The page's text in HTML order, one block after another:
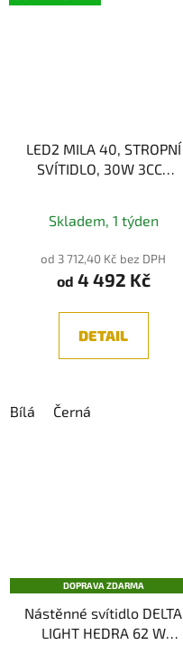
LED2 MILA 40, STROPNÍ
SVÍTIDLO, 30W 3CCT
Skladem, 1 týden
od 3 712,40 Kč bez DPH
od 4 492 Kč
DETAIL
Bílá Černá
DOPRAVA ZDARMA
Nástěnné svítidlo DELTA
LIGHT HEDRA 62 W